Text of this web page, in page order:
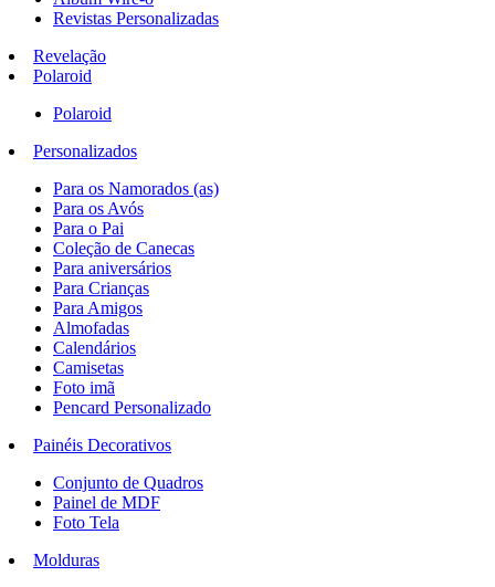
Revistas Personalizadas
Revelação
Polaroid
Polaroid
Personalizados
Para os Namorados (as)
Para os Avós
Para o Pai
Coleção de Canecas
Para aniversários
Para Crianças
Para Amigos
Almofadas
Calendários
Camisetas
Foto imã
Pencard Personalizado
Painéis Decorativos
Conjunto de Quadros
Painel de MDF
Foto Tela
Molduras